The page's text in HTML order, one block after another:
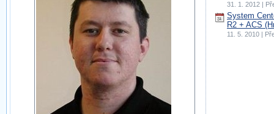
31. 1. 2012 |
System
R2 + ACS
11. 5. 2010 |